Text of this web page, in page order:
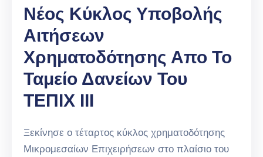
Νέος Κύκλος Υποβολής
Αιτήσεων
Χρηματοδότησης Απο Το
Ταμείο Δανείων Του
ΤΕΠΙΧ ΙΙΙ
Ξεκίνησε ο τέταρτος κύκλος χρηματοδότησης
Μικρομεσαίων Επιχειρήσεων στο πλαίσιο του